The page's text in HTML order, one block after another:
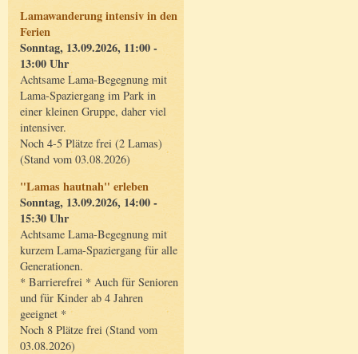
Lamawanderung intensiv in den
Ferien
Sonntag, 13.09.2026, 11:00 -
13:00 Uhr
Achtsame Lama-Begegnung mit
Lama-Spaziergang im Park in
einer kleinen Gruppe, daher viel
intensiver.
Noch 4-5 Plätze frei (2 Lamas)
(Stand vom 03.08.2026)
"Lamas hautnah" erleben
Sonntag, 13.09.2026, 14:00 -
15:30 Uhr
Achtsame Lama-Begegnung mit
kurzem Lama-Spaziergang für alle
Generationen.
* Barrierefrei * Auch für Senioren
und für Kinder ab 4 Jahren
geeignet *
Noch 8 Plätze frei (Stand vom
03.08.2026)